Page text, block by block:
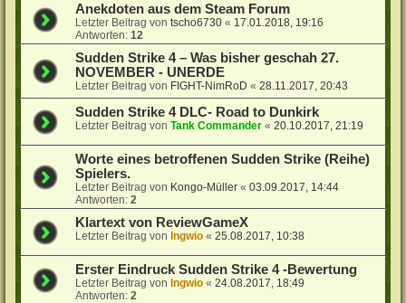
Anekdoten aus dem Steam Forum
Letzter Beitrag vontscho6730 « 17.01.2018, 19:16
Antworten:12
Sudden Strike 4 – Was bisher geschah 27.
NOVEMBER - UNERDE
Letzter Beitrag von FIGHT-NimRoD «28.11.2017, 20:43
Sudden Strike 4 DLC- Road to Dunkirk
Letzter Beitrag vonTank Commander «20.10.2017, 21:19
Worte eines betroffenen Sudden Strike (Reihe)
Spielers.
Letzter Beitrag von Kongo-Müller «03.09.2017, 14:44
Antworten:2
Klartext von ReviewGameX
Letzter Beitrag vonIngwio «25.08.2017, 10:38
Erster Eindruck Sudden Strike 4 -Bewertung
Letzter Beitrag vonIngwio «24.08.2017, 18:49
Antworten:2